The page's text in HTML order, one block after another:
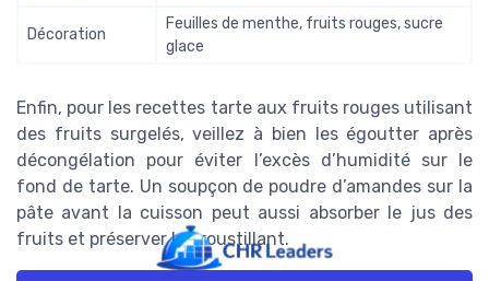
Décoration
Feuilles de menthe, fruits rouges, sucre
glace
Enfin, pour les recettes tarte aux fruits rouges utilisant
des fruits surgelés, veillez à bien les égoutter après
décongélation pour éviter l’excès d’humidité sur le
fond de tarte. Un soupçon de poudre d’amandes sur la
pâte avant la cuisson peut aussi absorber le jus des
fruits et préserver le croustillant.